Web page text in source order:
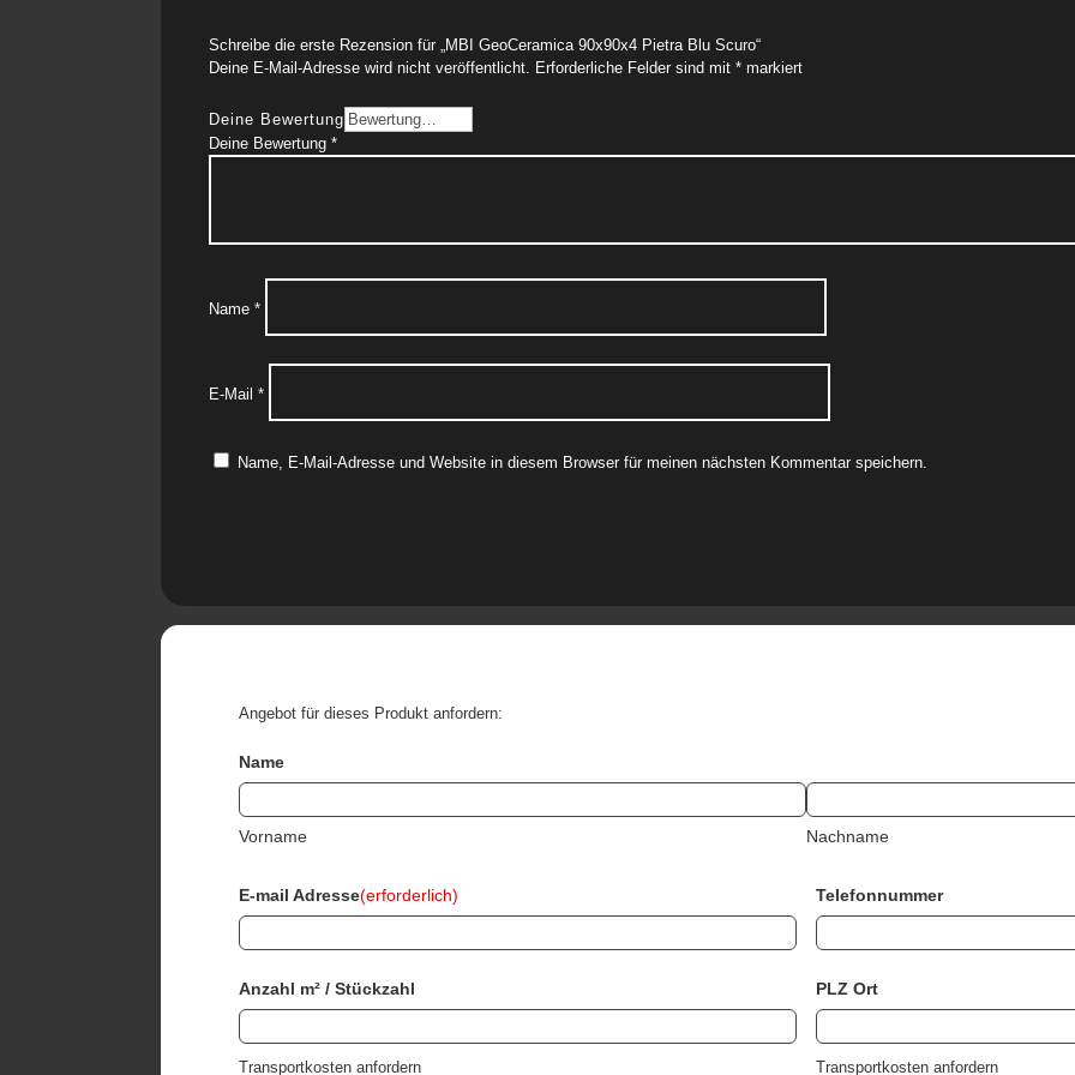
Schreibe die erste Rezension für „MBI GeoCeramica 90x90x4 Pietra Blu Scuro“
Deine E-Mail-Adresse wird nicht veröffentlicht. Erforderliche Felder sind mit* markiert
Deine Bewertung
Deine Bewertung*
Name*
E-Mail*
Name, E-Mail-Adresse und Website in diesem Browser für meinen nächsten Kommentar speichern.
Angebot für dieses Produkt anfordern:
Name
Vorname Nachname
E-mail Adresse(erforderlich) Telefonnummer
Anzahl m² / Stückzahl
Transportkosten anfordern
PLZ Ort
Transportkosten anfordern